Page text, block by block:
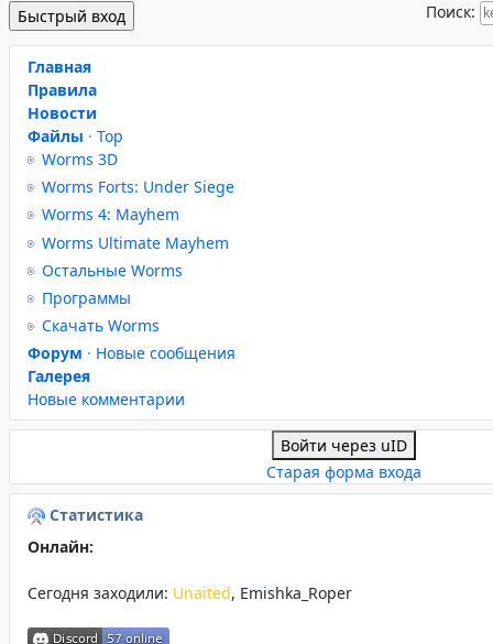
Поиск:
Главная
Правила
Новости
Файлы · Top
Worms 3D
Worms Forts: Under Siege
Worms 4: Mayhem
Worms Ultimate Mayhem
Остальные Worms
Программы
Скачать Worms
Форум · Новые сообщения
Галерея
Новые комментарии
Войти через uID
Старая форма входа
Статистика
Онлайн:
Сегодня заходили: Unaited, Emishka_Roper